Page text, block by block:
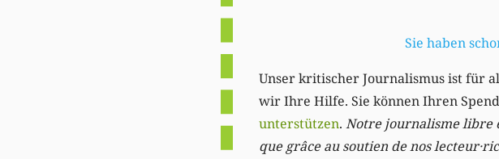
Sie haben
Unser kritischer Journalismus ist für
wir Ihre Hilfe. Sie können Ihren
unterstützen. Notre journalisme libre
que grâce au soutien de nos